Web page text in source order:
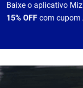
Baixe o aplicativo
15% OFF com cupom